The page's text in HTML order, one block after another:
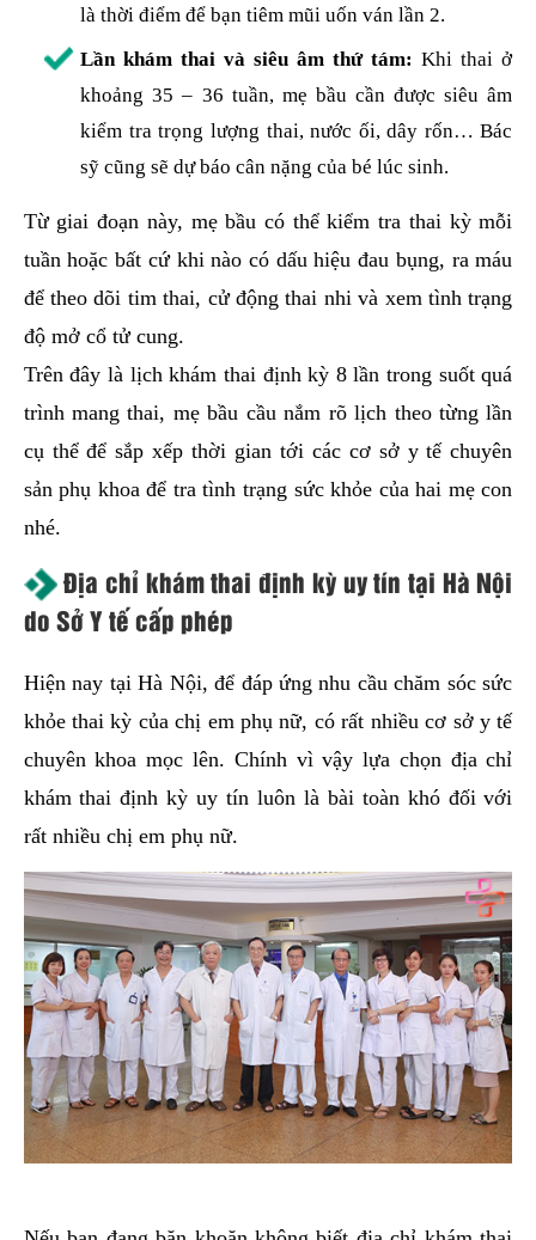
là thời điểm để bạn tiêm mũi uốn ván lần 2.
Lần khám thai và siêu âm thứ tám: Khi thai ở
khoảng 35 – 36 tuần, mẹ bầu cần được siêu âm
kiểm tra trọng lượng thai, nước ối, dây rốn… Bác
sỹ cũng sẽ dự báo cân nặng của bé lúc sinh.
Từ giai đoạn này, mẹ bầu có thể kiểm tra thai kỳ mỗi
tuần hoặc bất cứ khi nào có dấu hiệu đau bụng, ra máu
để theo dõi tim thai, cử động thai nhi và xem tình trạng
độ mở cổ tử cung.
Trên đây là lịch khám thai định kỳ 8 lần trong suốt quá
trình mang thai, mẹ bầu cầu nắm rõ lịch theo từng lần
cụ thể để sắp xếp thời gian tới các cơ sở y tế chuyên
sản phụ khoa để tra tình trạng sức khỏe của hai mẹ con
nhé.
Địa chỉ khám thai định kỳ uy tín tại Hà Nội
do Sở Y tế cấp phép
Hiện nay tại Hà Nội, để đáp ứng nhu cầu chăm sóc sức
khỏe thai kỳ của chị em phụ nữ, có rất nhiều cơ sở y tế
chuyên khoa mọc lên. Chính vì vậy lựa chọn địa chỉ
khám thai định kỳ uy tín luôn là bài toàn khó đối với
rất nhiều chị em phụ nữ.